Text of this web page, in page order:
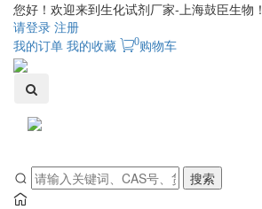
您好！欢迎来到生化试剂厂家-上海鼓臣生物！
请登录 注册
我的订单 我的收藏 0购物车
搜索